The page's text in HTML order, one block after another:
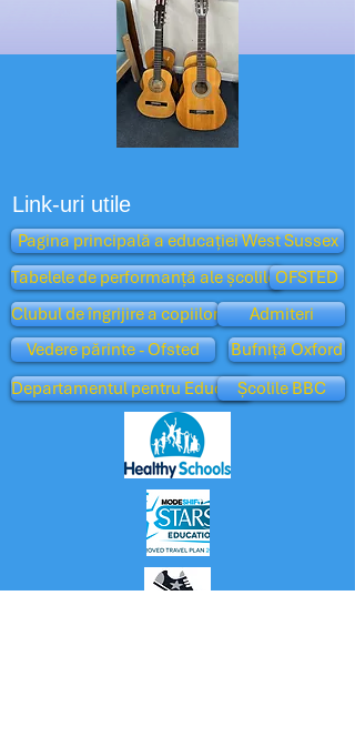
Link-uri utile
Pagina principală a educației West Sussex
Tabelele de performanță ale școlilorOFSTED
Clubul de îngrijire a copiilor
Vedere părinte - Ofsted
Admiteri
Bufniță Oxford
Departamentul pentru EducațieȘcolile BBC